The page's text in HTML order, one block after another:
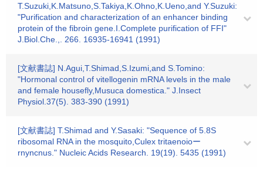
T.Suzuki,K.Matsuno,S.Takiya,K.Ohno,K.Ueno,and Y.Suzuki:
"Purification and characterization of an enhancer binding
protein of the fibroin gene.I.Complete purification of FFI"
J.Biol.Che.,. 266. 16935-16941 (1991)
[文献書誌] N.Agui,T.Shimad,S.Izumi,and S.Tomino:
"Hormonal control of vitellogenin mRNA levels in the male
and female housefly,Musuca domestica." J.Insect
Physiol.37(5). 383-390 (1991)
[文献書誌] T.Shimad and Y.Sasaki: "Sequence of 5.8S
ribosomal RNA in the mosquito,Culex tritaenoioー
rnyncnus." Nucleic Acids Research. 19(19). 5435 (1991)